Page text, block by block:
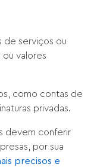
de serviços ou
valores
como contas de
privadas.
devem conferir
por sua
precisos e